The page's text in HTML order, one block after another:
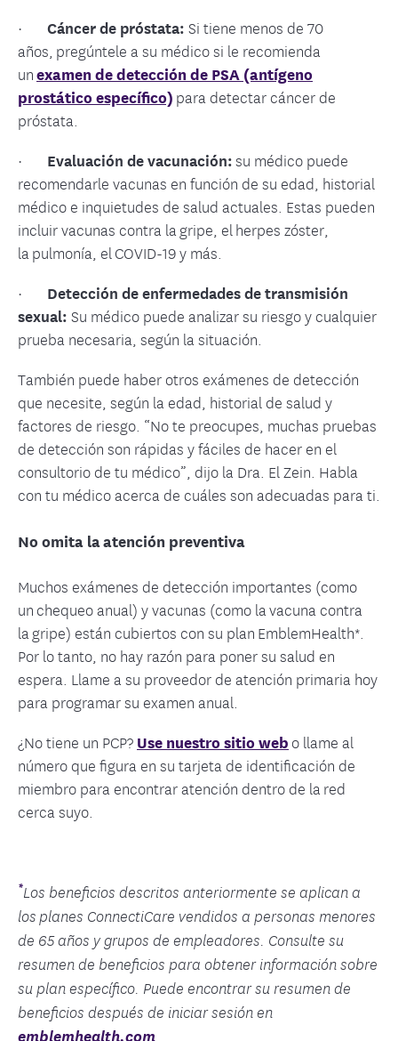
· Cáncer de próstata: Si tiene menos de 70
años, pregúntele a su médico si le recomienda
unexamen de detección de PSA (antígeno
prostático específico) para detectar cáncer de
próstata.
· Evaluación de vacunación:su médico puede
recomendarle vacunas en función de su edad, historial
médico e inquietudes de salud actuales. Estas pueden
incluir vacunas contra la gripe, el herpes zóster,
la pulmonía, el COVID-19 y más.
· Detección de enfermedades de transmisión
sexual: Su médico puede analizar su riesgo y cualquier
prueba necesaria, según la situación.
También puede haber otros exámenes de detección
que necesite, según la edad, historial de salud y
factores de riesgo. “No te preocupes, muchas pruebas
de detección son rápidas y fáciles de hacer en el
consultorio de tu médico”, dijo la Dra. El Zein. Habla
con tu médico acerca de cuáles son adecuadas para ti.
No omita la atención preventiva
Muchos exámenes de detección importantes (como
un chequeo anual) y vacunas (como la vacuna contra
la gripe) están cubiertos con su plan EmblemHealth*.
Por lo tanto, no hay razón para poner su salud en
espera. Llame a su proveedor de atención primaria hoy
para programar su examen anual.
¿No tiene un PCP? Use nuestro sitio web o llame al
número que figura en su tarjeta de identificación de
miembro para encontrar atención dentro de la red
cerca suyo.
*Los beneficios descritos anteriormente se aplican a
los planes ConnectiCare vendidos a personas menores
de 65 años y grupos de empleadores. Consulte su
resumen de beneficios para obtener información sobre
su plan específico. Puede encontrar su resumen de
beneficios después de iniciar sesión en
emblemhealth.com